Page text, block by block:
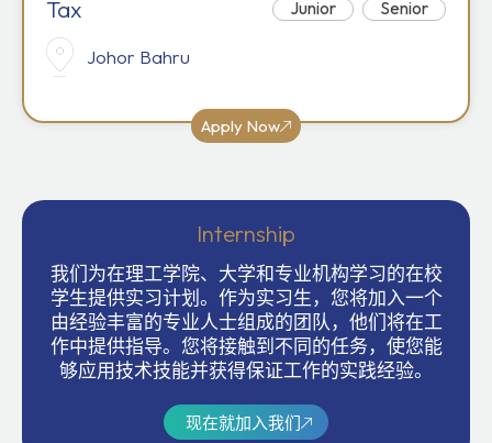
Tax Junior Senior
Johor Bahru
Apply Now
Internship
我们为在理工学院、大学和专业机构学习的在校
学生提供实习计划。作为实习生，您将加入一个
由经验丰富的专业人士组成的团队，他们将在工
作中提供指导。您将接触到不同的任务，使您能
够应用技术技能并获得保证工作的实践经验。
现在就加入我们